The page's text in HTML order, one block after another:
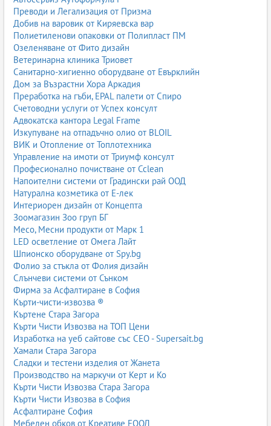
Преводи и Легализация от Призма
Добив на варовик от Киряевска вар
Полиетиленови опаковки от Полипласт ПМ
Озеленяване от Фито дизайн
Ветеринарна клиника Триовет
Санитарно-хигиенно оборудване от Евърклийн
Дом за Възрастни Хора Аркадия
Преработка на гъби, EPAL палети от Спиро
Счетоводни услуги от Успех консулт
Адвокатска кантора Legal Frame
Изкупуване на отпадъчно олио от BLOIL
ВИК и Отопление от Топлотехника
Управление на имоти от Триумф консулт
Професионално почистване от Cclean
Напоителни системи от Градински рай ООД
Натурална козметика от Е-лек
Интериорен дизайн от Концепта
Зоомагазин Зоо груп БГ
Месо, Месни продукти от Марк 1
LED осветление от Омега Лайт
Шпионско оборудване от Spy.bg
Фолио за стъкла от Фолия дизайн
Слънчеви системи от Сънком
Фирма за Асфалтиране в София
Кърти-чисти-извозва ®
Къртене Стара Загора
Кърти Чисти Извозва на ТОП Цени
Изработка на уеб сайтове със СЕО - Supersait.bg
Хамали Стара Загора
Сладки и тестени изделия от Жанета
Производство на маркучи от Керт и Ко
Кърти Чисти Извозва Стара Загора
Кърти Чисти Извозва в София
Асфалтиране София
Мебелен обков от Креативе ЕООД